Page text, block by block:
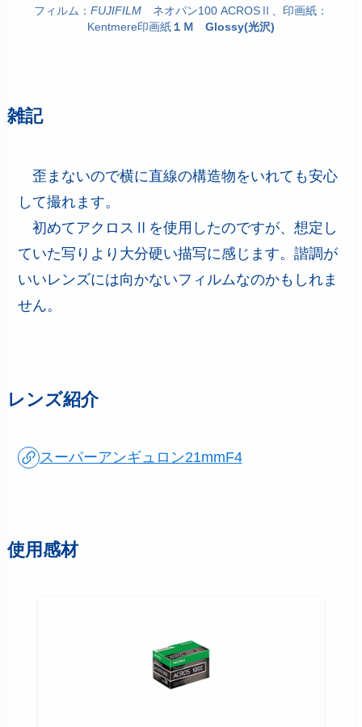
フィルム： FUJIFILM ネオパン100 ACROSⅡ、印画紙：
Kentmere印画紙１Ｍ Glossy(光沢)
雑記
歪まないので横に直線の構造物をいれても安心
して撮れます。
初めてアクロスⅡを使用したのですが、想定し
ていた写りより大分硬い描写に感じます。諧調が
いいレンズには向かないフィルムなのかもしれま
せん。
レンズ紹介
スーパーアンギュロン21mmF4
使用感材